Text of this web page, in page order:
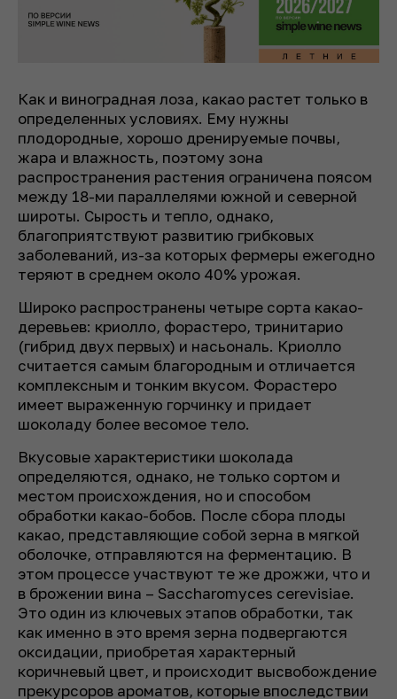
Как и виноградная лоза, какао растет только в
определенных условиях. Ему нужны
плодородные, хорошо дренируемые почвы,
жара и влажность, поэтому зона
распространения растения ограничена поясом
между 18-ми параллелями южной и северной
широты. Сырость и тепло, однако,
благоприятствуют развитию грибковых
заболеваний, из-за которых фермеры ежегодно
теряют в среднем около 40% урожая.
Широко распространены четыре сорта какао-
деревьев: криолло, форастеро, тринитарио
(гибрид двух первых) и насьональ. Криолло
считается самым благородным и отличается
комплексным и тонким вкусом. Форастеро
имеет выраженную горчинку и придает
шоколаду более весомое тело.
Вкусовые характеристики шоколада
определяются, однако, не только сортом и
местом происхождения, но и способом
обработки какао-бобов. После сбора плоды
какао, представляющие собой зерна в мягкой
оболочке, отправляются на ферментацию. В
этом процессе участвуют те же дрожжи, что и
в брожении вина – Saccharomyces cerevisiae.
Это один из ключевых этапов обработки, так
как именно в это время зерна подвергаются
оксидации, приобретая характерный
коричневый цвет, и происходит высвобождение
прекурсоров ароматов, которые впоследствии